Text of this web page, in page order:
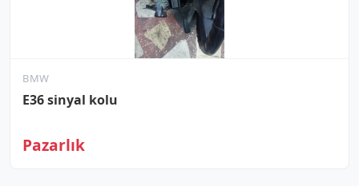
BMW
E36 sinyal kolu
Pazarlık